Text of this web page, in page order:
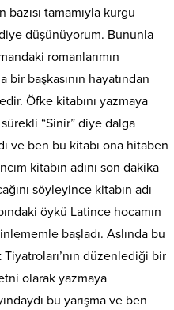
tamamıyla kurgu
düşünüyorum. Bununla
romanlarımın
başkasının hayatından
Öfke kitabını yazmaya
“Sinir” diye dalga
ve ben bu kitabı ona hitaben
kitabın adını son dakika
söyleyince kitabın adı
öykü Latince hocamın
başladı. Aslında bu
düzenlediği bir
olarak yazmaya
bu yarışma ve ben